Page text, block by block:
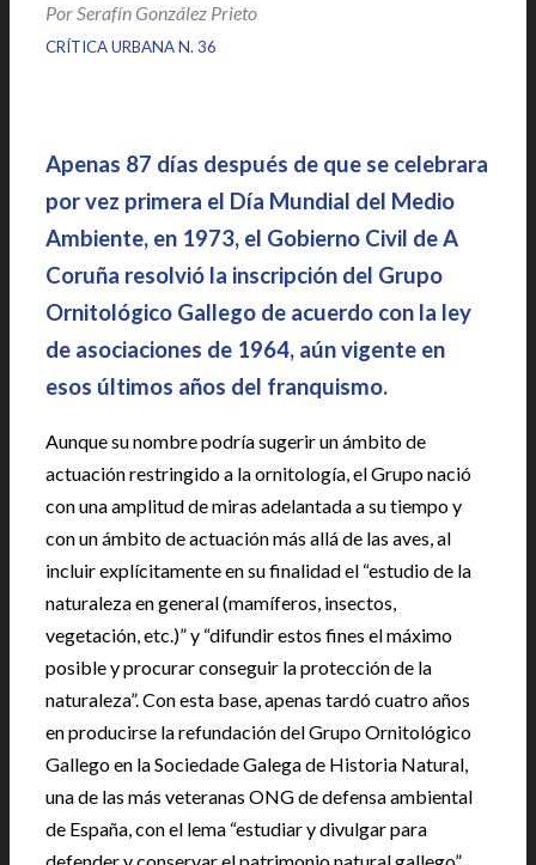
PorSerafín González Prieto
CRÍTICA URBANA N. 36
Apenas 87 días después de que se celebrara
por vez primera el Día Mundial del Medio
Ambiente, en 1973, el Gobierno Civil de A
Coruña resolvió la inscripción del Grupo
Ornitológico Gallego de acuerdo con la ley
de asociaciones de 1964, aún vigente en
esos últimos años del franquismo.
Aunque su nombre podría sugerir un ámbito de
actuación restringido a la ornitología, el Grupo nació
con una amplitud de miras adelantada a su tiempo y
con un ámbito de actuación más allá de las aves, al
incluir explícitamente en su finalidad el “estudio de la
naturaleza en general (mamíferos, insectos,
vegetación, etc.)” y “difundir estos fines el máximo
posible y procurar conseguir la protección de la
naturaleza”. Con esta base, apenas tardó cuatro años
en producirse la refundación del Grupo Ornitológico
Gallego en la Sociedade Galega de Historia Natural,
una de las más veteranas ONG de defensa ambiental
de España, con el lema “estudiar y divulgar para